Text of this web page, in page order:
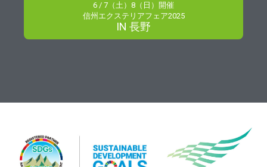
6 / 7（土）8（日）開催
信州エクステリアフェア2025
IN 長野